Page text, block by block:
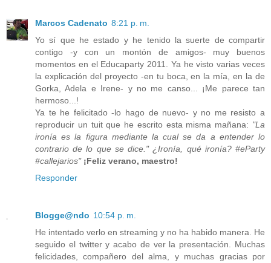
Marcos Cadenato 8:21 p. m.
Yo sí que he estado y he tenido la suerte de compartir
contigo -y con un montón de amigos- muy buenos
momentos en el Educaparty 2011. Ya he visto varias veces
la explicación del proyecto -en tu boca, en la mía, en la de
Gorka, Adela e Irene- y no me canso... ¡Me parece tan
hermoso...!
Ya te he felicitado -lo hago de nuevo- y no me resisto a
reproducir un tuit que he escrito esta misma mañana: "La
ironía es la figura mediante la cual se da a entender lo
contrario de lo que se dice." ¿Ironía, qué ironía? #eParty
#callejarios" ¡Feliz verano, maestro!
Responder
Blogge@ndo 10:54 p. m.
He intentado verlo en streaming y no ha habido manera. He
seguido el twitter y acabo de ver la presentación. Muchas
felicidades, compañero del alma, y muchas gracias por